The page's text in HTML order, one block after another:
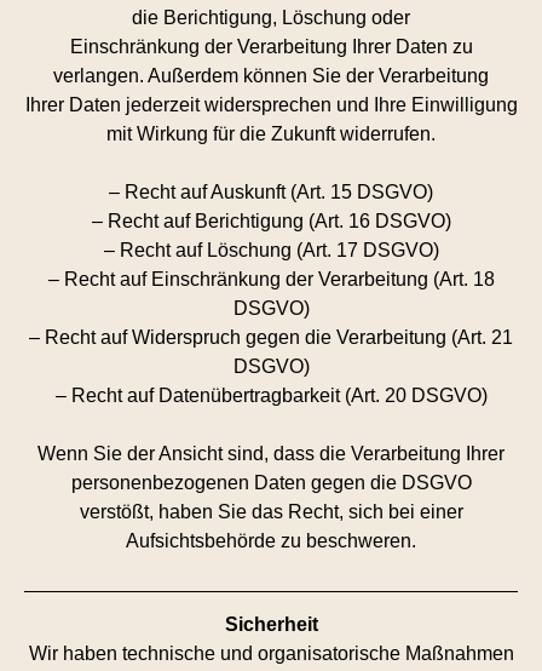
die Berichtigung, Löschung oder
Einschränkung der Verarbeitung Ihrer Daten zu
verlangen. Außerdem können Sie der Verarbeitung
Ihrer Daten jederzeit widersprechen und Ihre Einwilligung
mit Wirkung für die Zukunft widerrufen.
– Recht auf Auskunft (Art. 15 DSGVO)
– Recht auf Berichtigung (Art. 16 DSGVO)
– Recht auf Löschung (Art. 17 DSGVO)
– Recht auf Einschränkung der Verarbeitung (Art. 18
DSGVO)
– Recht auf Widerspruch gegen die Verarbeitung (Art. 21
DSGVO)
– Recht auf Datenübertragbarkeit (Art. 20 DSGVO)
Wenn Sie der Ansicht sind, dass die Verarbeitung Ihrer
personenbezogenen Daten gegen die DSGVO
verstößt, haben Sie das Recht, sich bei einer
Aufsichtsbehörde zu beschweren.
Sicherheit
Wir haben technische und organisatorische Maßnahmen